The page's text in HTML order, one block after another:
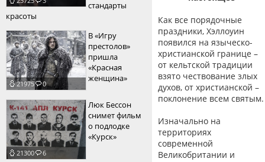
пїЅпїЅпїЅпїЅпїЅ
пїЅпїЅпїЅпїЅпїЅпїЅпїЅпїЅпїЅпїЅ
стандарты
красоты
21975 0
В «Игру
престолов»
пришла
«Красная
женщина»
21300 6
Люк Бессон
снимет фильм
о подлодке
«Курск»
Как все порядочные
праздники, Хэллоуин
появился на языческо-
христианской границе –
от кельтской традиции
взято чествование злых
духов, от христианской –
поклонение всем святым.
Изначально на
территориях
современной
Великобритании и